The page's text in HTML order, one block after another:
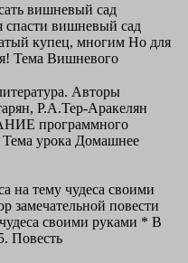
вишневый сад
вишневый сад
купец, многим Но для
Тема Вишневого
Авторы
Р.А.Тер-Аракелян
программного
Тема урока Домашнее
на тему чудеса своими
замечательной повести
своими руками * В
Повесть